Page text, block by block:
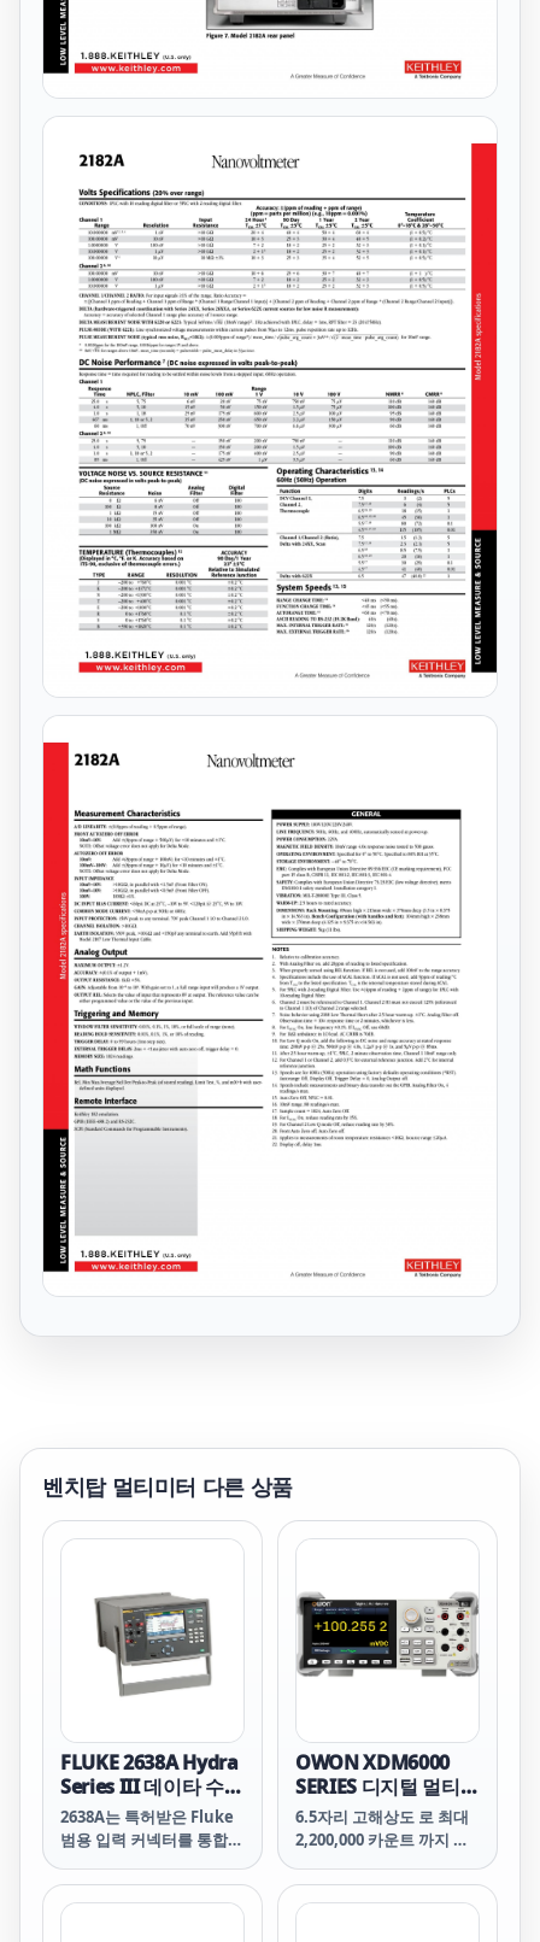
벤치탑 멀티미터 다른 상품
FLUKE 2638A Hydra
Series III 데이타 수집
장치/디지털 멀티미터
2638A는 특허받은 Fluke
범용 입력 커넥터를 통합해
높은 열전대 측정 정확도를
보장합니다. 범용 입력 커
OWON XDM6000
SERIES 디지털 멀티미
터 4.3인치 터치스크
린
6.5자리 고해상도 로 최대
2,200,000 카운트 까지 정
정을 제공합니다.